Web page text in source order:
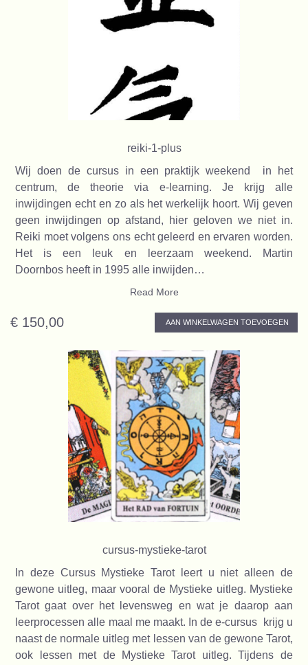
reiki-1-plus
Wij doen de cursus in een praktijk weekend in het
centrum, de theorie via e-learning. Je krijg alle
inwijdingen echt en zo als het werkelijk hoort. Wij geven
geen inwijdingen op afstand, hier geloven we niet in.
Reiki moet volgens ons echt geleerd en ervaren worden.
Het is een leuk en leerzaam weekend. Martin
Doornbos heeft in 1995 alle inwijden…
Read More
€ 150,00 AAN WINKELWAGEN TOEVOEGEN
cursus-mystieke-tarot
In deze Cursus Mystieke Tarot leert u niet alleen de
gewone uitleg, maar vooral de Mystieke uitleg. Mystieke
Tarot gaat over het levensweg en wat je daarop aan
leerprocessen alle maal me maakt. In de e-cursus krijg u
naast de normale uitleg met lessen van de gewone Tarot,
ook lessen met de Mystieke Tarot uitleg. Tijdens de